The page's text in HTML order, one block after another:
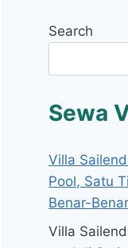
Search
Sewa
Villa
Pool, Satu
Benar-
Villa